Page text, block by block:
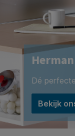
Dé
Bekijk